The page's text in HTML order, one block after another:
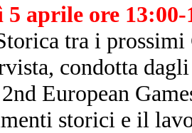
5 aprile ore
tra i
condotta
European
storici e il